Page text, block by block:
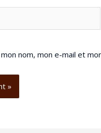
nom, mon e-mail et